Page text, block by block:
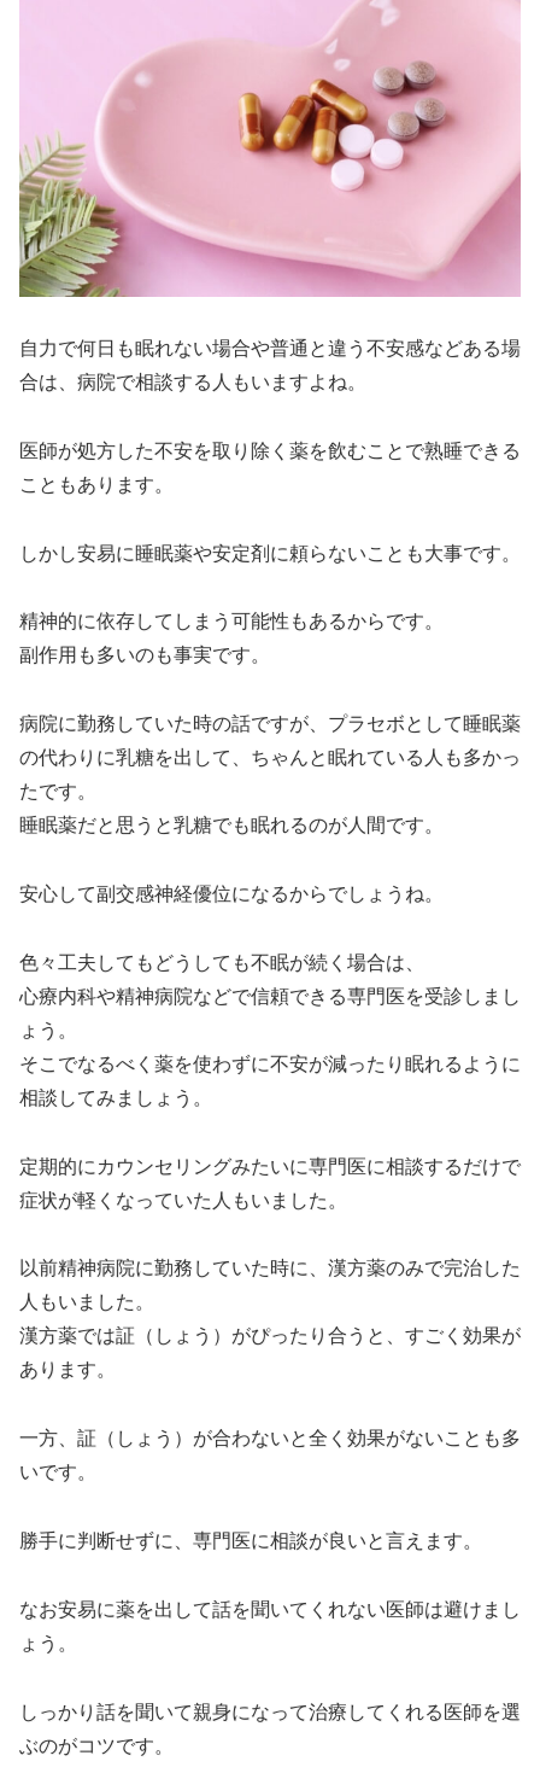
自力で何日も眠れない場合や普通と違う不安感などある場
合は、病院で相談する人もいますよね。
医師が処方した不安を取り除く薬を飲むことで熟睡できる
こともあります。
しかし安易に睡眠薬や安定剤に頼らないことも大事です。
精神的に依存してしまう可能性もあるからです。
副作用も多いのも事実です。
病院に勤務していた時の話ですが、プラセボとして睡眠薬
の代わりに乳糖を出して、ちゃんと眠れている人も多かっ
たです。
睡眠薬だと思うと乳糖でも眠れるのが人間です。
安心して副交感神経優位になるからでしょうね。
色々工夫してもどうしても不眠が続く場合は、
心療内科や精神病院などで信頼できる専門医を受診しまし
ょう。
そこでなるべく薬を使わずに不安が減ったり眠れるように
相談してみましょう。
定期的にカウンセリングみたいに専門医に相談するだけで
症状が軽くなっていた人もいました。
以前精神病院に勤務していた時に、漢方薬のみで完治した
人もいました。
漢方薬では証（しょう）がぴったり合うと、すごく効果が
あります。
一方、証（しょう）が合わないと全く効果がないことも多
いです。
勝手に判断せずに、専門医に相談が良いと言えます。
なお安易に薬を出して話を聞いてくれない医師は避けまし
ょう。
しっかり話を聞いて親身になって治療してくれる医師を選
ぶのがコツです。